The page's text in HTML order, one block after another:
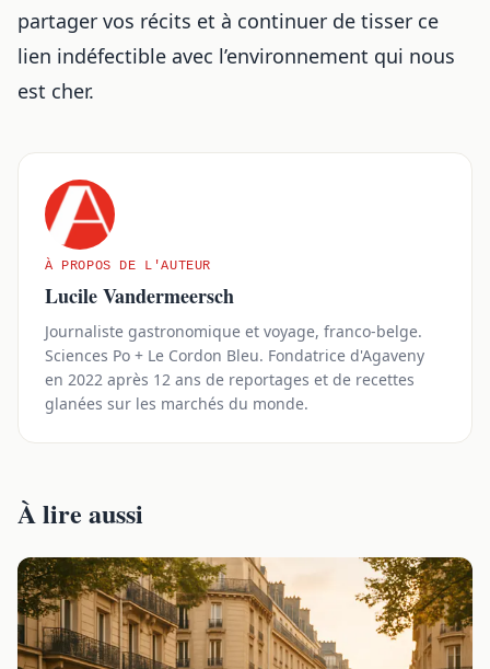
partager vos récits et à continuer de tisser ce
lien indéfectible avec l’environnement qui nous
est cher.
À PROPOS DE L'AUTEUR
Lucile Vandermeersch
Journaliste gastronomique et voyage, franco-belge.
Sciences Po + Le Cordon Bleu. Fondatrice d'Agaveny
en 2022 après 12 ans de reportages et de recettes
glanées sur les marchés du monde.
À lire aussi